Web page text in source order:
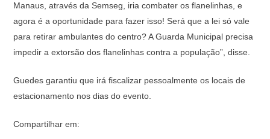
Manaus, através da Semseg, iria combater os flanelinhas, e
agora é a oportunidade para fazer isso! Será que a lei só vale
para retirar ambulantes do centro? A Guarda Municipal precisa
impedir a extorsão dos flanelinhas contra a população”, disse.
Guedes garantiu que irá fiscalizar pessoalmente os locais de
estacionamento nos dias do evento.
Compartilhar em: